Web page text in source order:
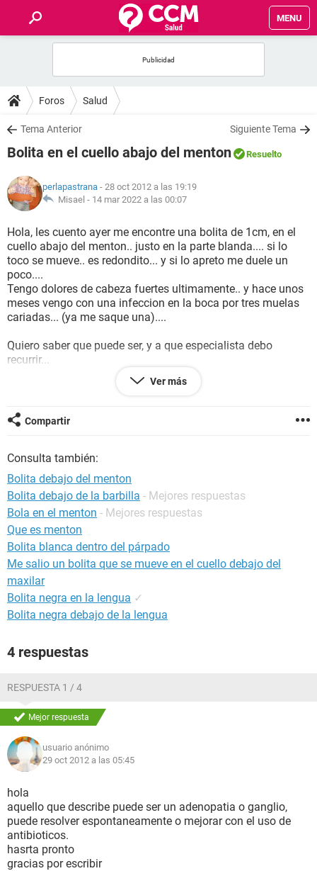
MENU
FOROS
SALUD
NUTRICIÓN
BIENESTAR
SEXUALIDAD
GLOSARIO
Foros Salud
Tema Anterior Siguiente Tema
Bolita en el cuello abajo del menton Resuelto
perlapastrana - 28 oct 2012 a las 19:19
Misael - 14 mar 2022 a las 00:07
Hola, les cuento ayer me encontre una bolita de 1cm, en el
cuello abajo del menton.. justo en la parte blanda.... si lo
toco se mueve.. es redondito... y si lo apreto me duele un
poco....
Tengo dolores de cabeza fuertes ultimamente.. y hace unos
meses vengo con una infeccion en la boca por tres muelas
cariadas... (ya me saque una)....
Quiero saber que puede ser, y a que especialista debo
recurrir...
desde ya muchas gracias!
Ver más
Compartir
Consulta también:
Bolita debajo del menton
Bolita debajo de la barbilla - Mejores respuestas
Bola en el menton - Mejores respuestas
Que es menton
Bolita blanca dentro del párpado
Me salio un bolita que se mueve en el cuello debajo del
maxilar
Bolita negra en la lengua ✓
Bolita negra debajo de la lengua
4 respuestas
RESPUESTA 1 / 4
Mejor respuesta
usuario anónimo
29 oct 2012 a las 05:45
hola
aquello que describe puede ser un adenopatia o ganglio,
puede resolver espontaneamente o mejorar con el uso de
antibioticos.
hasrta pronto
gracias por escribir